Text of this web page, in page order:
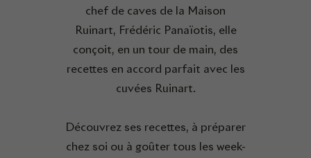
chef de caves de la Maison
Ruinart, Frédéric Panaïotis, elle
conçoit, en un tour de main, des
recettes en accord parfait avec les
cuvées Ruinart.
Découvrez ses recettes, à préparer
chez soi ou à goûter tous les week-